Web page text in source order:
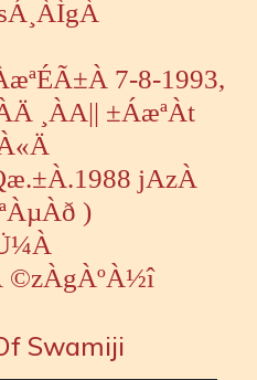
7-8-1993,
¸ÀA|| ±ÁæªÀt
jAzÀ
)
©zÀgÀºÀ½î
Swamiji